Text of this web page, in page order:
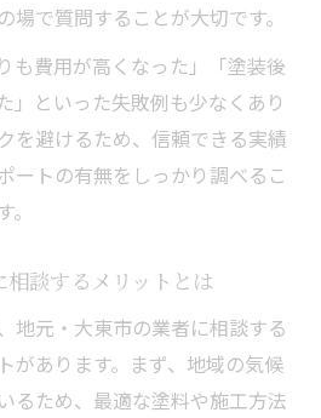
で質問することが大切です。
も費用が高くなった」「塗装後
」といった失敗例も少なくあり
を避けるため、信頼できる実績
ートの有無をしっかり調べるこ
談するメリットとは
地元・大東市の業者に相談する
があります。まず、地域の気候
るため、最適な塗料や施工方法